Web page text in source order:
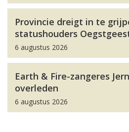
Provincie dreigt in te
statushouders
6 augustus 2026
Earth & Fire-zangeres
overleden
6 augustus 2026